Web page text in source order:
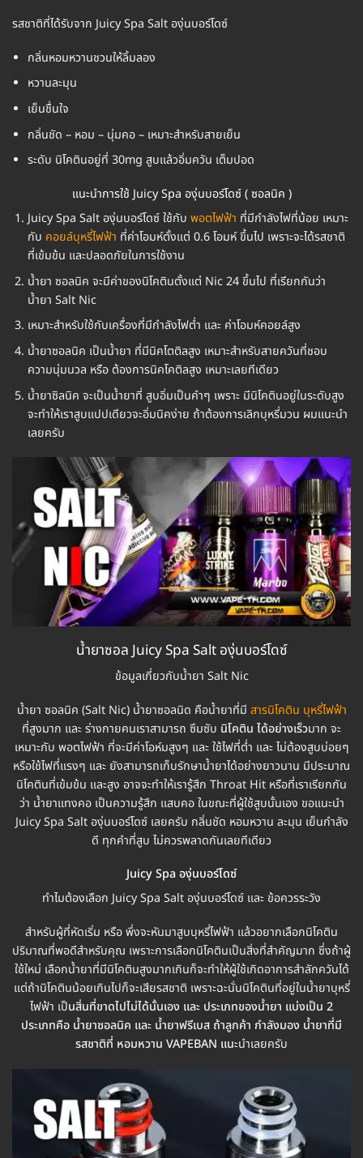
รสชาติที่ได้รับจาก Juicy Spa Salt องุ่นบอร์โดซ์
กลิ่นหอมหวานชวนให้ลิ้มลอง
หวานละมุน
เย็นชื่นใจ
กลิ่นชัด – หอม – นุ่มคอ – เหมาะสำหรับสายเย็น
ระดับ นิโคตินอยู่ที่ 30mg สูบแล้วอิ่มควัน เต็มปอด
แนะนำการใช้ Juicy Spa องุ่นบอร์โดซ์ ( ซอลนิค )
Juicy Spa Salt องุ่นบอร์โดซ์ ใช้กับ พอตไฟฟ้า ที่มีกำลังไฟที่น้อย เหมาะ
กับ คอยล์บุหรี่ไฟฟ้า ที่ค่าโอมห์ตั้งแต่ 0.6 โอมห์ ขึ้นไป เพราะจะได้รสชาติ
ที่เข้มข้น และปลอดภัยในการใช้งาน
น้ำยา ซอลนิค จะมีค่าของนิโคตินตั้งแต่ Nic 24 ขึ้นไป ที่เรียกกันว่า
น้ำยา Salt Nic
เหมาะสำหรับใช้กับเครื่องที่มีกำลังไฟต่ำ และ ค่าโอมห์คอยล์สูง
น้ำยาซอลนิค เป็นน้ำยา ที่มีนิคโตติลสูง เหมาะสำหรับสายควันที่ชอบ
ความนุ่มนวล หรือ ต้องการนิคโคติลสูง เหมาะเลยทีเดียว
น้ำยาซิลนิค จะเป็นน้ำยาที่ สูบอิ่มเป็นคำๆ เพราะ มีนิโคตินอยู่ในระดับสูง
จะทำให้เราสูบแปปเดียวจะอิ่มนิคง่าย ถ้าต้องการเลิกบุหรี่มวน ผมแนะนำ
เลยครับ
น้ำยาซอล Juicy Spa Salt องุ่นบอร์โดซ์
ข้อมูลเกี่ยวกับน้ำยา Salt Nic
น้ำยา ซอลนิค (Salt Nic) น้ำยาซอลนิด คือน้ำยาที่มี สารนิโคติน บุหรี่ไฟฟ้า
ที่สูงมาก และ ร่างกายคนเราสามารถ ซึมซับ นิโคติน ได้อย่างเร็วมาก จะ
เหมาะกับ พอตไฟฟ้า ที่จะมีค่าโอห์มสูงๆ และ ใช้ไฟที่ต่ำ และ ไม่ต้องสูบบ่อยๆ
หรือใช้ไฟที่แรงๆ และ ยังสามารถเก็บรักษาน้ำยาได้อย่างยาวนาน มีประมาณ
นิโคตินที่เข้มข้น และสูง อาจจะทำให้เรารู้สึก Throat Hit หรือที่เราเรียกกัน
ว่า น้ำยาแทงคอ เป็นความรู้สึก แสบคอ ในขณะที่ผู้ใช้สูบนั้นเอง ขอแนะนำ
Juicy Spa Salt องุ่นบอร์โดซ์ เลยครับ กลิ่นชัด หอมหวาน ละมุน เย็นกำลัง
ดี ทุกคำที่สูบ ไม่ควรพลาดกันเลยทีเดียว
Juicy Spa องุ่นบอร์โดซ์
ทำไมต้องเลือก Juicy Spa Salt องุ่นบอร์โดซ์ และ ข้อควรระวัง
สำหรับผู้ที่หัดเริ่ม หรือ พึ่งจะหันมาสูบบุหรี่ไฟฟ้า แล้วอยากเลือกนิโคติน
ปริมาณที่พอดีสำหรับคุณ เพราะการเลือกนิโคตินเป็นสิ่งที่สำคัญมาก ซึ่งถ้าผู้
ใช้ใหม่ เลือกน้ำยาที่มีนิโคตินสูงมากเกินก็จะทำให้ผู้ใช้เกิดอาการสำลักควันได้
แต่ถ้านิโคตินน้อยเกินไปก็จะเสียรสชาติ เพราะฉะนั่นนิโคตินที่อยู่ในน้ำยาบุหรี่
ไฟฟ้า เป็นสิ่นที่ขาดไปไม่ได้นั้นเอง และ ประเภทของน้ำยา แบ่งเป็น 2
ประเภทคือ น้ำยาซอลนิค และ น้ำยาฟรีเบส ถ้าลูกค้า กำลังมอง น้ำยาที่มี
รสชาติที่ หอมหวาน VAPEBAN แนะนำเลยครับ